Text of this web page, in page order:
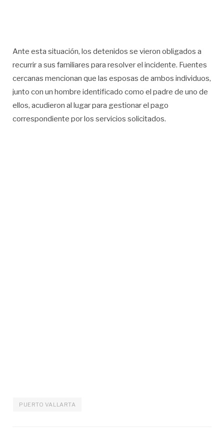
Ante esta situación, los detenidos se vieron obligados a
recurrir a sus familiares para resolver el incidente. Fuentes
cercanas mencionan que las esposas de ambos individuos,
junto con un hombre identificado como el padre de uno de
ellos, acudieron al lugar para gestionar el pago
correspondiente por los servicios solicitados.
PUERTO VALLARTA